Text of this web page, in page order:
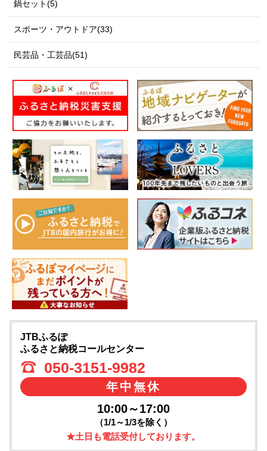
鍋セット(5)
スポーツ・アウトドア(33)
民芸品・工芸品(51)
JTBふるぽ
ふるさと納税コールセンター
050-3151-9982
年中無休
10:00～17:00
（1/1～1/3を除く）
★土日も電話受付しております。